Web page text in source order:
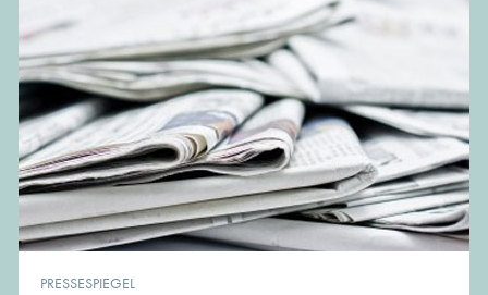
PRESSESPIEGEL